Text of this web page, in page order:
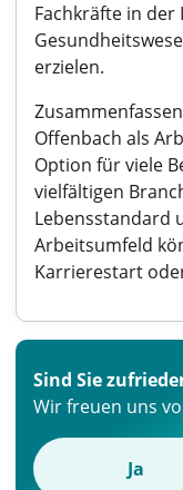
Fachkräfte in
erzielen.
Offenbach als
Option für viele
vielfältigen
Lebensstandard
Arbeitsumfeld
Karrierestart
Sind Sie
Wir freuen uns
Ja